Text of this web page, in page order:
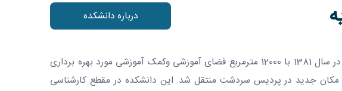
درباره دانشکده
دانشکده علوم پایه پس از تصویب در سال 1381 با 12000 مترمربع فضای آموزشی وکمک آموزشی مورد بهره برداری
مکان جدید در پردیس سردشت منتقل شد. این دانشکده در مقطع کارشناسی